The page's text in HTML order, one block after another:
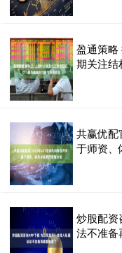
盈通策略
期关注结
共赢优配
于师资、
炒股配资
法不准备